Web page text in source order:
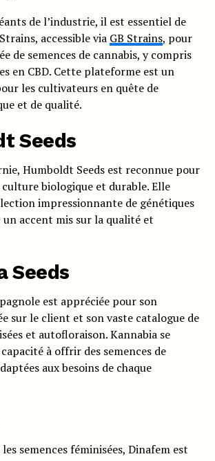
de l’industrie, il est essentiel de
accessible via GB Strains, pour
de semences de cannabis, y compris
en CBD. Cette plateforme est un
les cultivateurs en quête de
et de qualité.
Seeds
Humboldt Seeds est reconnue pour
culture biologique et durable. Elle
impressionnante de génétiques
un accent mis sur la qualité et
Seeds
est appréciée pour son
sur le client et son vaste catalogue de
et autofloraison. Kannabia se
à offrir des semences de
aux besoins de chaque
semences féminisées, Dinafem est